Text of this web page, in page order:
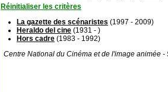
Réinitialiser les critères
La gazette des scénaristes (1997 - 2009)
Heraldo del cine (1931 - )
Hors cadre (1983 - 1992)
Centre National du Cinéma et de l'image animée